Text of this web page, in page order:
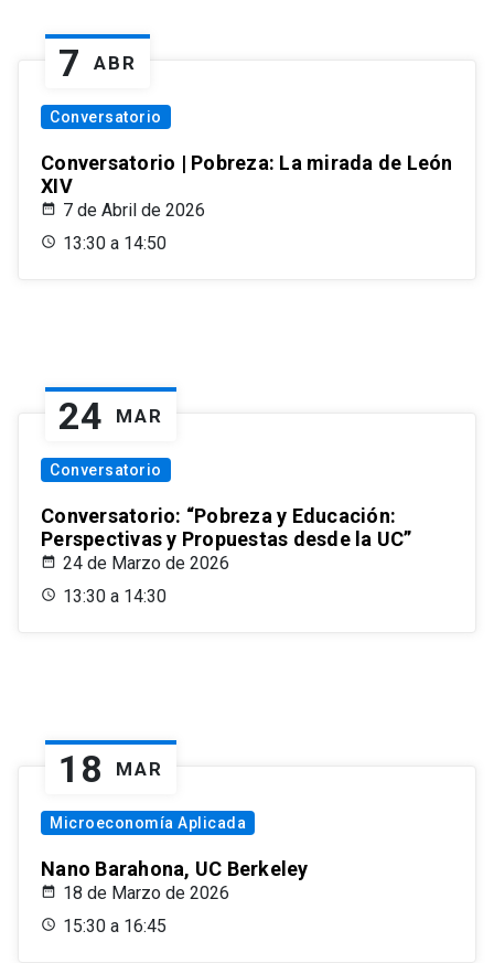
7 ABR
Conversatorio
Conversatorio | Pobreza: La mirada de León
XIV
7 de Abril de 2026
13:30 a 14:50
24 MAR
Conversatorio
Conversatorio: “Pobreza y Educación:
Perspectivas y Propuestas desde la UC”
24 de Marzo de 2026
13:30 a 14:30
18 MAR
Microeconomía Aplicada
Nano Barahona, UC Berkeley
18 de Marzo de 2026
15:30 a 16:45